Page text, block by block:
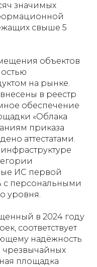
значимых
свыше 5
объектов
на рынке.
в реестр
обеспечение
«Облака
приказа
аттестатами.
ИС первой
с персональными
уровня.
в 2024 году
соответствует
надёжность
чрезвычайных
площадка